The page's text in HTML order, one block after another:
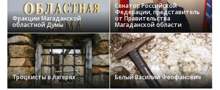
Фракции Магаданской
областной Думы
Сенатор Российской
Федерации, представитель
от Правительства
Магаданской области
Троцкисты в лагерях Белый Василий Феофанович